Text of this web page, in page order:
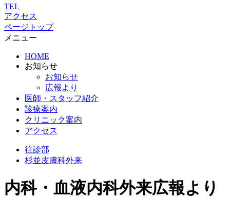
TEL
アクセス
ページトップ
メニュー
HOME
お知らせ
お知らせ
広報より
医師・スタッフ紹介
診療案内
クリニック案内
アクセス
往診部
杉並皮膚科外来
内科・血液内科外来広報より